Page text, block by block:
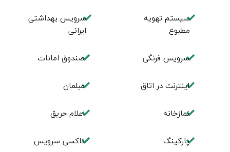
سیستم تهویه
مطبوع
سرویس بهداشتی
ایرانی
سرویس فرنگی صندوق امانات
اینترنت در اتاق مبلمان
نمازخانه اعلام حریق
پارکینگ تاکسی سرویس